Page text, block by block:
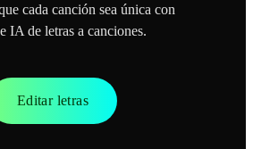
cada canción sea única con
IA de letras a canciones.
Editar letras